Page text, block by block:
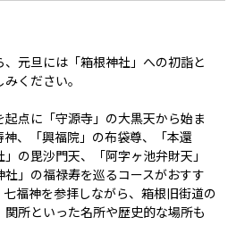
元旦には「箱根神社」への初詣と
ください。
点に「守源寺」の大黒天から始ま
神、「興福院」の布袋尊、「本還
の毘沙門天、「阿字ヶ池弁財天」
」の福禄寿を巡るコースがおすす
福神を参拝しながら、箱根旧街道の
所といった名所や歴史的な場所も